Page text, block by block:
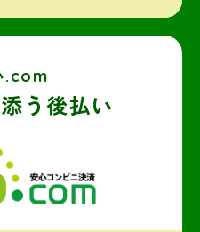
.com
う後払い